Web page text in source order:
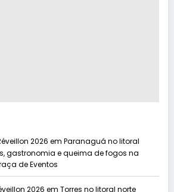
2026 em Paranaguá no litoral
gastronomia e queima de fogos na
de Eventos
2026 em Torres no litoral norte